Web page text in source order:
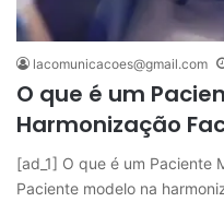
lacomunicacoes@gmail.com
O que é um
Harmonização
[ad_1] O que é um Paciente
Paciente modelo na